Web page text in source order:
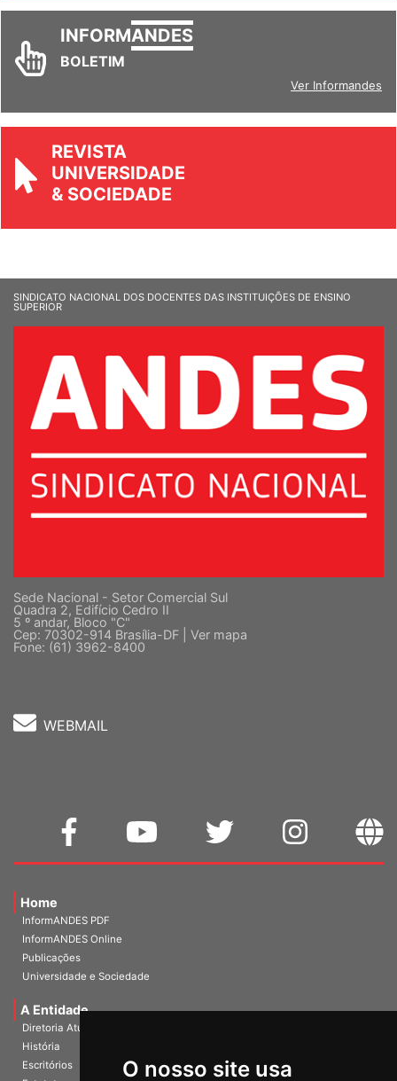
O nosso site usa
INFORMANDES
BOLETIM
Ver Informandes
REVISTA
UNIVERSIDADE
& SOCIEDADE
SINDICATO NACIONAL DOS DOCENTES DAS INSTITUIÇÕES DE ENSINO
SUPERIOR
Sede Nacional - Setor Comercial Sul
Quadra 2, Edifício Cedro II
5 º andar, Bloco "C"
Cep: 70302-914 Brasília-DF | Ver mapa
Fone: (61) 3962-8400
WEBMAIL
Home
InformANDES PDF
InformANDES Online
Publicações
Universidade e Sociedade
A Entidade
Diretoria Atual
História
Escritórios